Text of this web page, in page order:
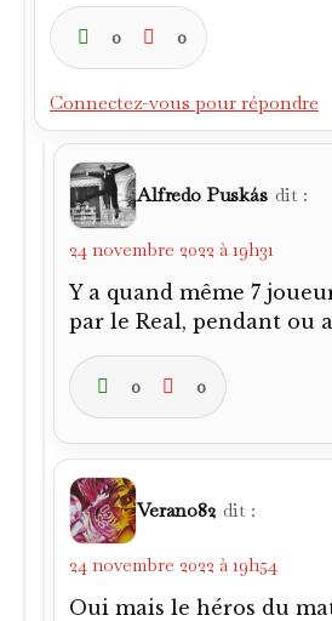
0 0
Connectez-vous pour répondre
Alfredo Puskás dit :
24 novembre 2022 à 19h31
Y a quand même 7
par le Real, pendant ou
0 0
Verano82 dit :
24 novembre 2022 à 19h54
Oui mais le héros du